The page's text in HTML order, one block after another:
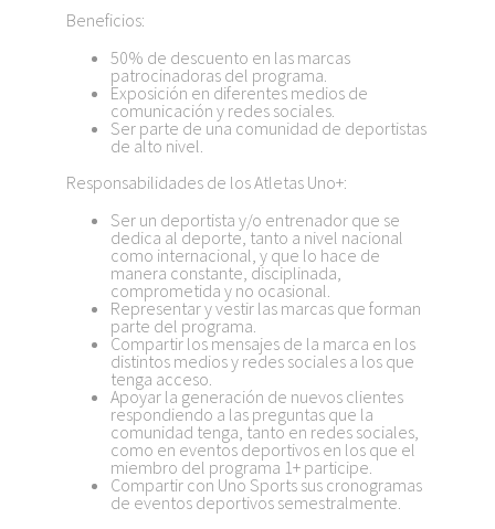
Beneficios:
50% de descuento en las marcas
patrocinadoras del programa.
Exposición en diferentes medios de
comunicación y redes sociales.
Ser parte de una comunidad de deportistas
de alto nivel.
Responsabilidades de los Atletas Uno+:
Ser un deportista y/o entrenador que se
dedica al deporte, tanto a nivel nacional
como internacional, y que lo hace de
manera constante, disciplinada,
comprometida y no ocasional.
Representar y vestir las marcas que forman
parte del programa.
Compartir los mensajes de la marca en los
distintos medios y redes sociales a los que
tenga acceso.
Apoyar la generación de nuevos clientes
respondiendo a las preguntas que la
comunidad tenga, tanto en redes sociales,
como en eventos deportivos en los que el
miembro del programa 1+ participe.
Compartir con Uno Sports sus cronogramas
de eventos deportivos semestralmente.